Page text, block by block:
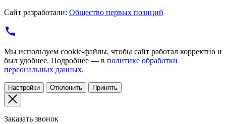
Сайт разработали: Общество первых позиций
Мы используем cookie-файлы, чтобы сайт работал корректно и
был удобнее. Подробнее — в политике обработки
персональных данных.
Настройки Отклонить Принять
Заказать звонок